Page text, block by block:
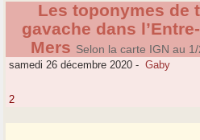
Les toponymes de
gavache dans
Mers Selon la carte IGN au
samedi 26 décembre 2020 - Gaby
2